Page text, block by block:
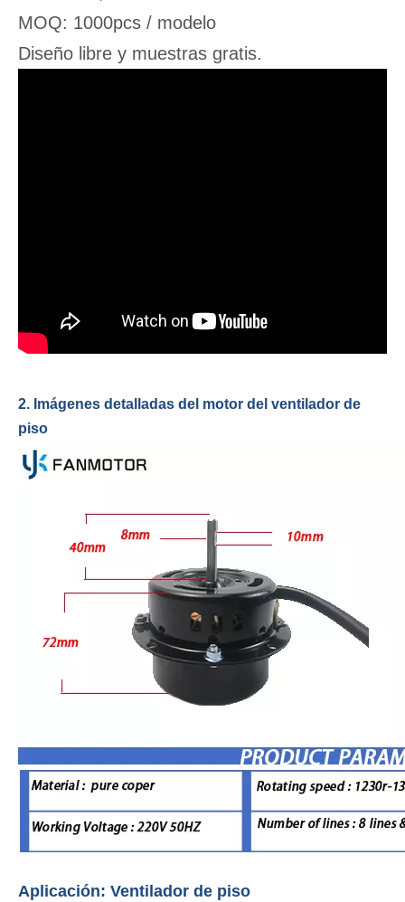
MOQ: 1000pcs / modelo
Diseño libre y muestras gratis.
2. Imágenes detalladas del motor del ventilador de
piso
Aplicación: Ventilador de piso